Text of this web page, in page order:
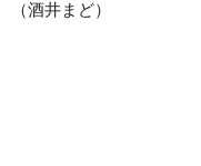
（酒井まど）